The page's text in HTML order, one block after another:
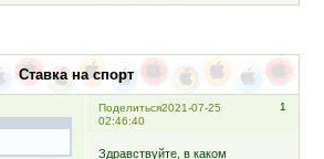
Ставка на спорт
Поделиться 1
2021-07-25
02:46:40
Здравствуйте, в каком